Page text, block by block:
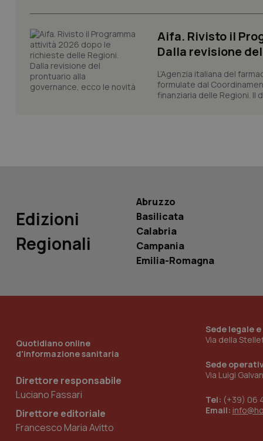
Aifa. Rivisto il
Dalla revisione
L’Agenzia italiana del
formulate dal
finanziaria delle Regioni. Il
Edizioni
Regionali
Abruzzo
Basilicata
Calabria
Campania
Emilia-Romagna
Quotidiano online
d'informazione sanitaria
Direttore responsabile
Luciano Fassari
Direttore editoriale
Francesco Maria Avitto
Sede legale
Via della
Sede
Via Luigi
Tel: (+39) 06
Email:
PHPSESSID
tracking-sites-